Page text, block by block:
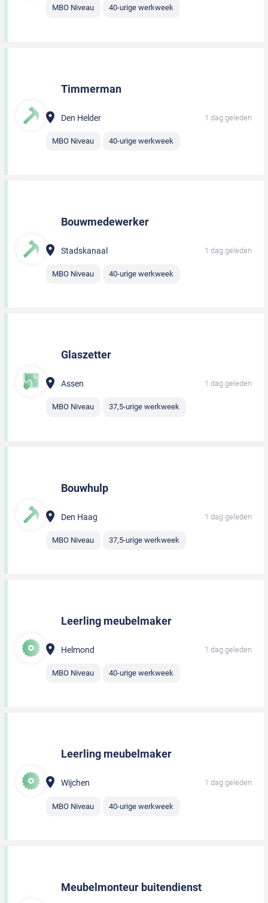
MBO Niveau 40-urige werkweek
Timmerman
Den Helder 1 dag geleden
MBO Niveau 40-urige werkweek
Bouwmedewerker
Stadskanaal 1 dag geleden
MBO Niveau 40-urige werkweek
Glaszetter
Assen 1 dag geleden
MBO Niveau 37,5-urige werkweek
Bouwhulp
Den Haag 1 dag geleden
MBO Niveau 37,5-urige werkweek
Leerling meubelmaker
Helmond 1 dag geleden
MBO Niveau 40-urige werkweek
Leerling meubelmaker
Wijchen 1 dag geleden
MBO Niveau 40-urige werkweek
Meubelmonteur buitendienst